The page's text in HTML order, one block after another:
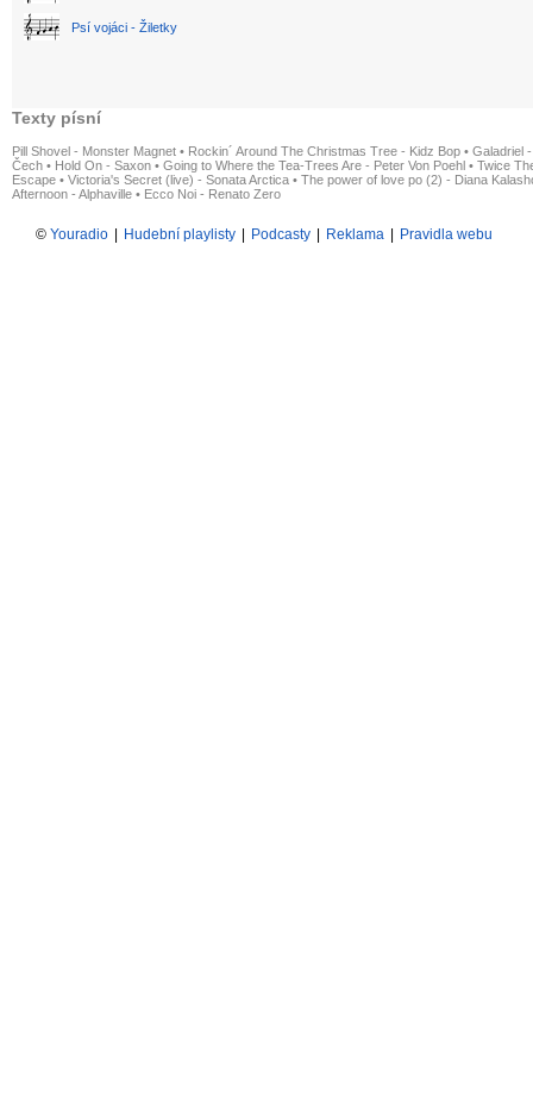
Psí vojáci - Žiletky
Texty písní
Pill Shovel - Monster Magnet • Rockin´ Around The Christmas Tree - Kidz Bop • Galadriel
Čech • Hold On - Saxon • Going to Where the Tea-Trees Are - Peter Von Poehl • Twice
Escape • Victoria's Secret (live) - Sonata Arctica • The power of love po (2) - Diana
Afternoon - Alphaville • Ecco Noi - Renato Zero
© Youradio Hudební playlisty Podcasty Reklama Pravidla webu